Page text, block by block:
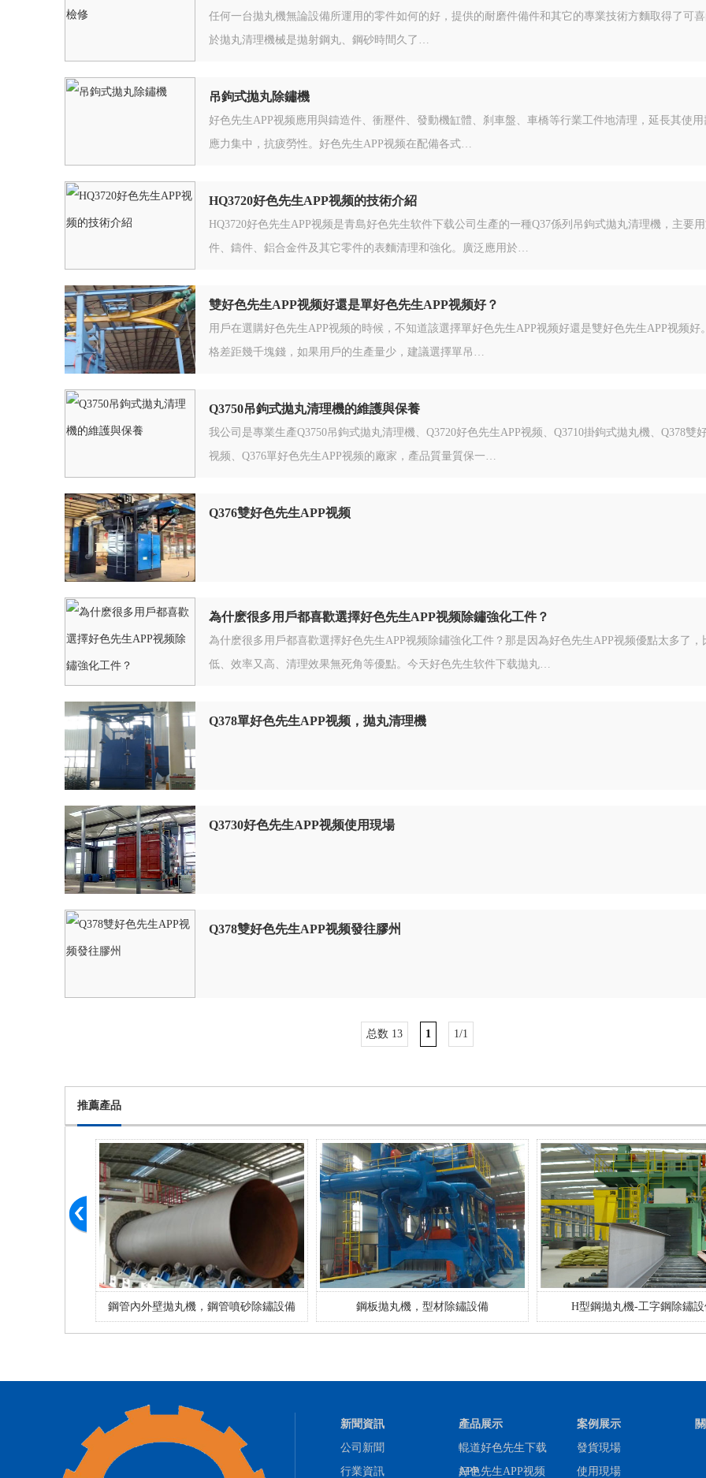
任何一台拋丸機無論設備所運用的零件如何的好，提供的耐磨件備件和其它的專業技術方麵取得了可
於拋丸清理機械是拋射鋼丸、鋼砂時間久了…
吊鉤式拋丸除鏽機
好色先生APP视频應用與鑄造件、衝壓件、發動機缸體、刹車盤、車橋等行業工件地清理，延長其使
應力集中，抗疲勞性。好色先生APP视频在配備各式…
HQ3720好色先生APP视频的技術介紹
HQ3720好色先生APP视频是青島好色先生软件下载公司生產的一種Q37係列吊鉤式拋丸清理機，主要
件、鑄件、鋁合金件及其它零件的表麵清理和強化。廣泛應用於…
雙好色先生APP视频好還是單好色先生APP视频好？
用戶在選購好色先生APP视频的時候，不知道該選擇單好色先生APP视频好還是雙好色先生APP视频好
格差距幾千塊錢，如果用戶的生產量少，建議選擇單吊…
Q3750吊鉤式拋丸清理機的維護與保養
我公司是專業生產Q3750吊鉤式拋丸清理機、Q3720好色先生APP视频、Q3710掛鉤式拋丸機、Q378雙
视频、Q376單好色先生APP视频的廠家，產品質量質保一…
Q376雙好色先生APP视频
為什麽很多用戶都喜歡選擇好色先生APP视频除鏽強化工件？
為什麽很多用戶都喜歡選擇好色先生APP视频除鏽強化工件？那是因為好色先生APP视频優點太多了，
低、效率又高、清理效果無死角等優點。今天好色先生软件下载拋丸…
Q378單好色先生APP视频，拋丸清理機
Q3730好色先生APP视频使用現場
Q378雙好色先生APP视频發往膠州
总数 13 1 1/1
推薦產品
鋼管內外壁拋丸機，鋼管噴砂除鏽設備 鋼板拋丸機，型材除鏽設備 H型鋼拋丸機-工字鋼除鏽設
新聞資訊
公司新聞
行業資訊
產品展示
輥道好色先生下载
APP
好色先生APP视频
案例展示
發貨現場
使用現場